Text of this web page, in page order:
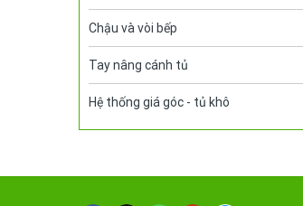
Chậu và vòi bếp
Tay nâng cánh tủ
Hệ thống giá góc - tủ khô